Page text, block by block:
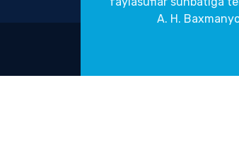
A. H.